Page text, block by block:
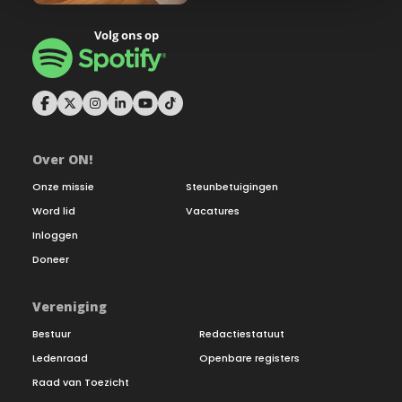
Over ON!
Onze missie
Word lid
Inloggen
Doneer
Steunbetuigingen
Vacatures
Vereniging
Bestuur
Ledenraad
Raad van Toezicht
Redactiestatuut
Openbare registers